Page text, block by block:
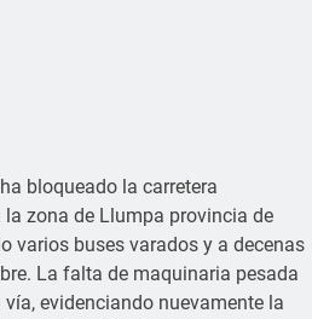
bloqueado la carretera
la zona de Llumpa provincia de
varios buses varados y a decenas
La falta de maquinaria pesada
evidenciando nuevamente la